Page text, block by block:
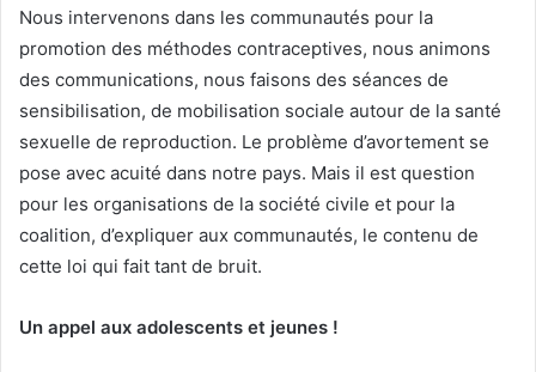
Nous intervenons dans les communautés pour la
promotion des méthodes contraceptives, nous animons
des communications, nous faisons des séances de
sensibilisation, de mobilisation sociale autour de la santé
sexuelle de reproduction. Le problème d’avortement se
pose avec acuité dans notre pays. Mais il est question
pour les organisations de la société civile et pour la
coalition, d’expliquer aux communautés, le contenu de
cette loi qui fait tant de bruit.
Un appel aux adolescents et jeunes !